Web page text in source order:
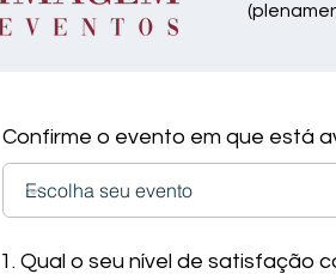
Confirme o evento em que está
1. Qual o seu nível de satisfação